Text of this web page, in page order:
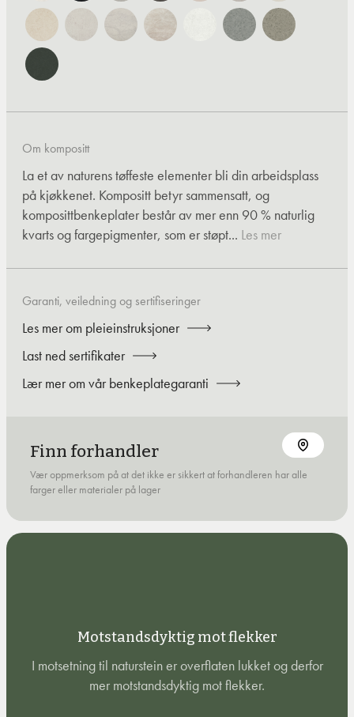
Om kompositt
La et av naturens tøffeste elementer bli din arbeidsplass
på kjøkkenet. Kompositt betyr sammensatt, og
komposittbenkeplater består av mer enn 90 % naturlig
kvarts og fargepigmenter, som er støpt... Les mer
Garanti, veiledning og sertifiseringer
Les mer om pleieinstruksjoner
Last ned sertifikater
Lær mer om vår benkeplategaranti
Finn forhandler
Vær oppmerksom på at det ikke er sikkert at forhandleren har alle
farger eller materialer på lager
Motstandsdyktig mot flekker
I motsetning til naturstein er overflaten lukket og derfor
mer motstandsdyktig mot flekker.